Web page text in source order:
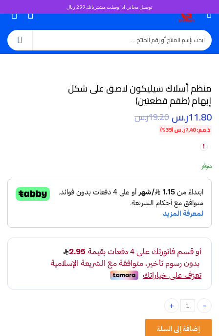
توصيل مجاني اذا وصلت مشترياتك 299 ريال
منظم أسلاك سيليكون لاصق على شكل
إبهام (طقم قطعتين)
11.80ر.س19.20ر.س
خصم:7.40ر.س(39%)
متوفر
منظم أسلاك سيليكون لاصق على شكل إبهام (طقم قطعتين) quantity
إضافة إلى السلة